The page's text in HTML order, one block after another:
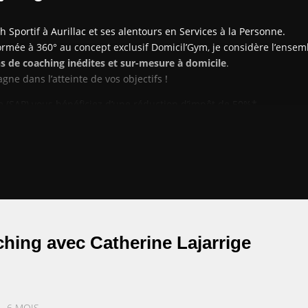
Sportif à Aurillac et ses alentours en Services à la Personne.
à 360° au concept exclusif Domicil’Gym, je considère
de coaching inédites et sur-mesure à domicile.
dans l’atteinte de vos objectifs !
avec Catherine Lajarrige